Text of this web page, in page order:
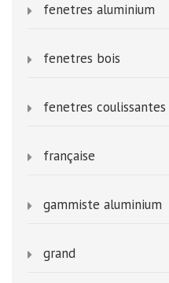
fenetres aluminium
fenetres bois
fenetres coulissantes
française
gammiste aluminium
grand